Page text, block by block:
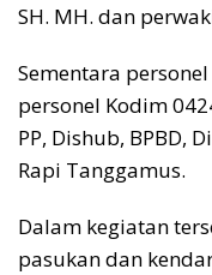
SH. MH. dan
Sementara
personel Kodim
PP, Dishub, BPBD,
Rapi Tanggamus.
Dalam kegiatan
pasukan dan